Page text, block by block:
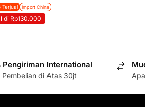
Terjual Import China
di Rp130.000
Pengiriman International
Pembelian di Atas 30jt